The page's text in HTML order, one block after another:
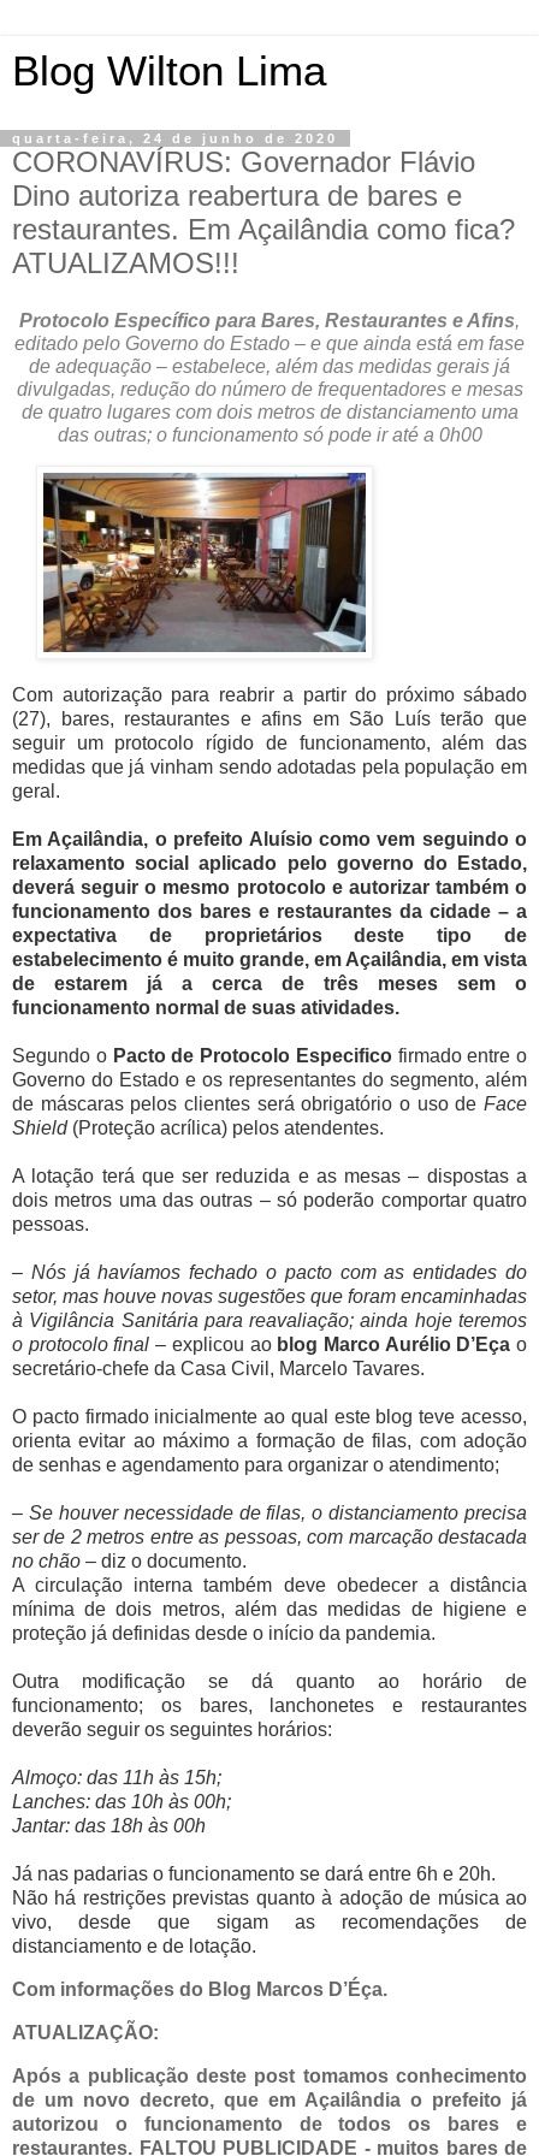
Blog Wilton Lima
quarta-feira, 24 de junho de 2020
CORONAVÍRUS: Governador Flávio
Dino autoriza reabertura de bares e
restaurantes. Em Açailândia como fica?
ATUALIZAMOS!!!
Protocolo Específico para Bares, Restaurantes e Afins,
editado pelo Governo do Estado – e que ainda está em fase
de adequação – estabelece, além das medidas gerais já
divulgadas, redução do número de frequentadores e mesas
de quatro lugares com dois metros de distanciamento uma
das outras; o funcionamento só pode ir até a 0h00
Com autorização para reabrir a partir do próximo sábado
(27), bares, restaurantes e afins em São Luís terão que
seguir um protocolo rígido de funcionamento, além das
medidas que já vinham sendo adotadas pela população em
geral.
Em Açailândia, o prefeito Aluísio como vem seguindo o
relaxamento social aplicado pelo governo do Estado,
deverá seguir o mesmo protocolo e autorizar também o
funcionamento dos bares e restaurantes da cidade – a
expectativa de proprietários deste tipo de
estabelecimento é muito grande, em Açailândia, em vista
de estarem já a cerca de três meses sem o
funcionamento normal de suas atividades.
Segundo o Pacto de Protocolo Especificofirmado entre o
Governo do Estado e os representantes do segmento, além
de máscaras pelos clientes será obrigatório o uso de Face
Shield(Proteção acrílica) pelos atendentes.
A lotação terá que ser reduzida e as mesas – dispostas a
dois metros uma das outras – só poderão comportar quatro
pessoas.
– Nós já havíamos fechado o pacto com as entidades do
setor, mas houve novas sugestões que foram encaminhadas
à Vigilância Sanitária para reavaliação; ainda hoje teremos
o protocolo final – explicou ao blog Marco Aurélio D’Eça o
secretário-chefe da Casa Civil, Marcelo Tavares.
O pacto firmado inicialmente ao qual este blog teve acesso,
orienta evitar ao máximo a formação de filas, com adoção
de senhas e agendamento para organizar o atendimento;
– Se houver necessidade de filas, o distanciamento precisa
ser de 2 metros entre as pessoas, com marcação destacada
no chão – diz o documento.
A circulação interna também deve obedecer a distância
mínima de dois metros, além das medidas de higiene e
proteção já definidas desde o início da pandemia.
Outra modificação se dá quanto ao horário de
funcionamento; os bares, lanchonetes e restaurantes
deverão seguir os seguintes horários:
Almoço: das 11h às 15h;
Lanches: das 10h às 00h;
Jantar: das 18h às 00h
Já nas padarias o funcionamento se dará entre 6h e 20h.
Não há restrições previstas quanto à adoção de música ao
vivo, desde que sigam as recomendações de
distanciamento e de lotação.
Com informações do Blog Marcos D’Éça.
ATUALIZAÇÃO:
Após a publicação deste post tomamos conhecimento
de um novo decreto, que em Açailândia o prefeito já
autorizou o funcionamento de todos os bares e
restaurantes. FALTOU PUBLICIDADE - muitos bares de